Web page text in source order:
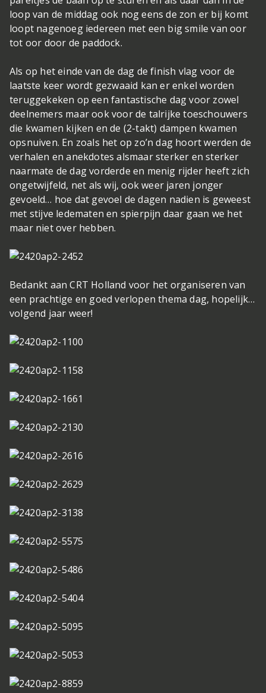
loop van de middag ook nog eens de zon er bij komt
loopt nagenoeg iedereen met een big smile van oor
tot oor door de paddock.
Als op het einde van de dag de finish vlag voor de
laatste keer wordt gezwaaid kan er enkel worden
teruggekeken op een fantastische dag voor zowel
deelnemers maar ook voor de talrijke toeschouwers
die kwamen kijken en de (2-takt) dampen kwamen
opsnuiven. En zoals het op zo’n dag hoort werden de
verhalen en anekdotes alsmaar sterker en sterker
naarmate de dag vorderde en menig rijder heeft zich
ongetwijfeld, net als wij, ook weer jaren jonger
gevoeld… hoe dat gevoel de dagen nadien is geweest
met stijve ledematen en spierpijn daar gaan we het
maar niet over hebben.
Bedankt aan CRT Holland voor het organiseren van
een prachtige en goed verlopen thema dag, hopelijk…
volgend jaar weer!